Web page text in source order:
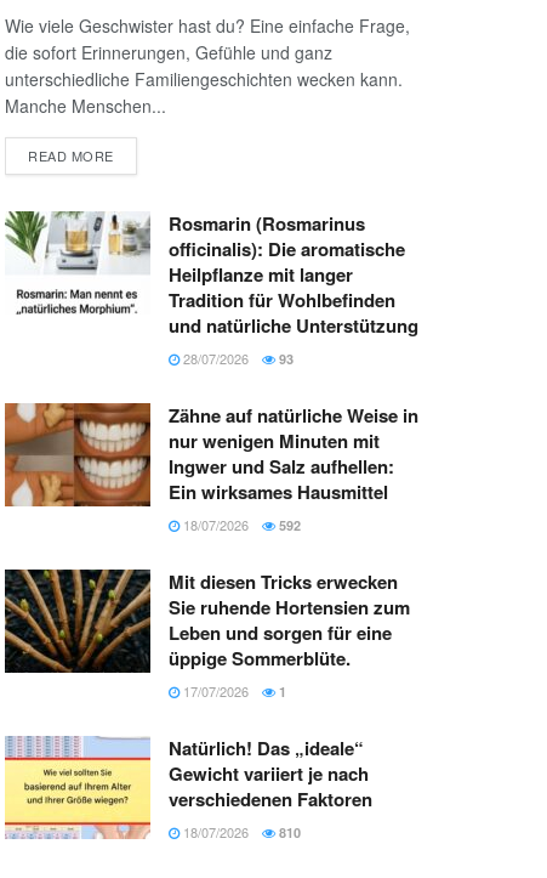
Wie viele Geschwister hast du? Eine einfache Frage,
die sofort Erinnerungen, Gefühle und ganz
unterschiedliche Familiengeschichten wecken kann.
Manche Menschen...
READ MORE
Rosmarin (Rosmarinus
officinalis): Die aromatische
Heilpflanze mit langer
Tradition für Wohlbefinden
und natürliche Unterstützung
28/07/2026 93
Zähne auf natürliche Weise in
nur wenigen Minuten mit
Ingwer und Salz aufhellen:
Ein wirksames Hausmittel
18/07/2026 592
Mit diesen Tricks erwecken
Sie ruhende Hortensien zum
Leben und sorgen für eine
üppige Sommerblüte.
17/07/2026 1
Natürlich! Das „ideale“
Gewicht variiert je nach
verschiedenen Faktoren
18/07/2026 810